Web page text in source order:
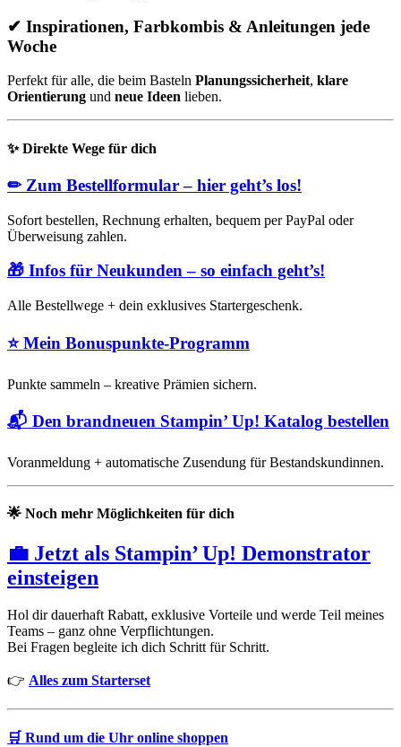
✔ Inspirationen, Farbkombis & Anleitungen jede
Woche
Perfekt für alle, die beim Basteln Planungssicherheit, klare
Orientierung und neue Ideen lieben.
✨Direkte Wege für dich
✏ Zum Bestellformular – hier geht’s los!
Sofort bestellen, Rechnung erhalten, bequem per PayPal oder
Überweisung zahlen.
🎁 Infos für Neukunden – so einfach geht’s!
Alle Bestellwege + dein exklusives Startergeschenk.
⭐Mein Bonuspunkte-Programm
Punkte sammeln – kreative Prämien sichern.
📬 Den brandneuen Stampin’ Up! Katalog bestellen
Voranmeldung + automatische Zusendung für Bestandskundinnen.
🌟 Noch mehr Möglichkeiten für dich
💼 Jetzt als Stampin’ Up! Demonstrator
einsteigen
Hol dir dauerhaft Rabatt, exklusive Vorteile und werde Teil meines
Teams – ganz ohne Verpflichtungen.
Bei Fragen begleite ich dich Schritt für Schritt.
👉 Alles zum Starterset
🛒 Rund um die Uhr online shoppen